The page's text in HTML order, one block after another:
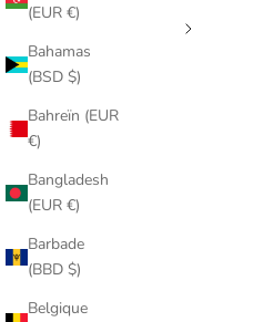
(EUR €)
Bahamas
(BSD $)
Bahreïn (EUR
€)
Bangladesh
(EUR €)
Barbade
(BBD $)
Belgique